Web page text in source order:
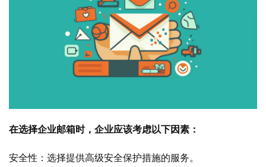
在选择企业邮箱时，企业应该考虑以下因素：
安全性：选择提供高级安全保护措施的服务。